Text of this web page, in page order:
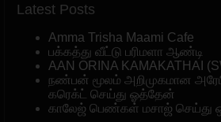
Latest Posts
Amma Trisha Maami Cafe
பக்கத்து வீட்டு பரிமளா ஆண்டி
AAN ORINA KAMAKATHAI
நண்பன் மூலம் அறிமுகமான
கரெக்ட் செய்து ஓத்தேன்
காலேஜ் பெண்கள் மசாஜ் செய்து